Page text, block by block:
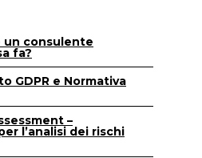
un consulente
fa?
GDPR e Normativa
–
l’analisi dei rischi